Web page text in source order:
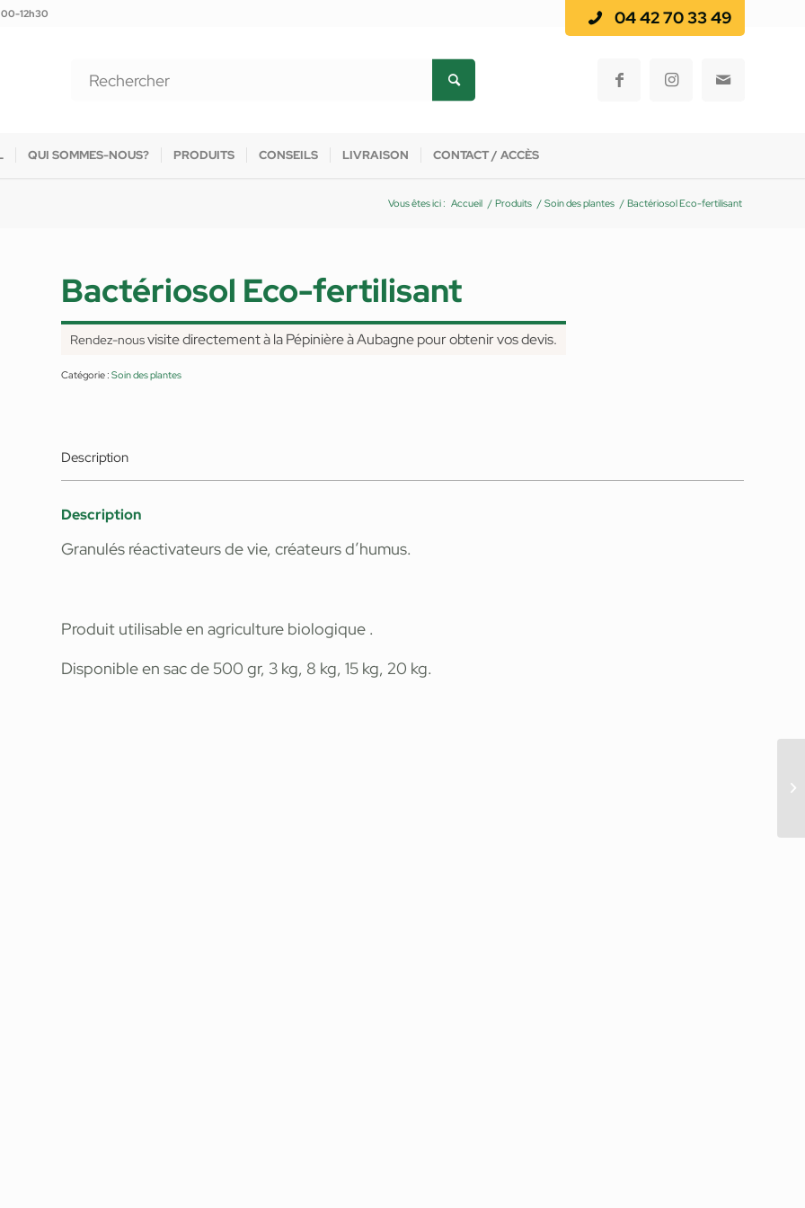
04 42 70 33 49
12h30
QUI SOMMES-NOUS? PRODUITS CONSEILS LIVRAISON CONTACT / ACCÈS
Vous êtes ici : Accueil / Produits / Soin des plantes / Bactériosol Eco-fertilisant
Bactériosol Eco-fertilisant
Rendez-nousvisite directement à la Pépinière à Aubagne pour obtenir vos devis.
Catégorie :Soin des plantes
Description
Description
Granulés réactivateurs de vie, créateurs d’humus.
Produit utilisable en agriculture biologique .
Disponible en sac de 500 gr, 3 kg, 8 kg, 15 kg, 20 kg.